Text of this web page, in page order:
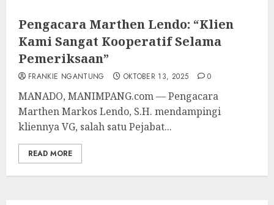
Pengacara Marthen Lendo: “Klien
Kami Sangat Kooperatif Selama
Pemeriksaan”
FRANKIE NGANTUNG OKTOBER 13, 2025 0
MANADO, MANIMPANG.com — Pengacara
Marthen Markos Lendo, S.H. mendampingi
kliennya VG, salah satu Pejabat...
READ MORE